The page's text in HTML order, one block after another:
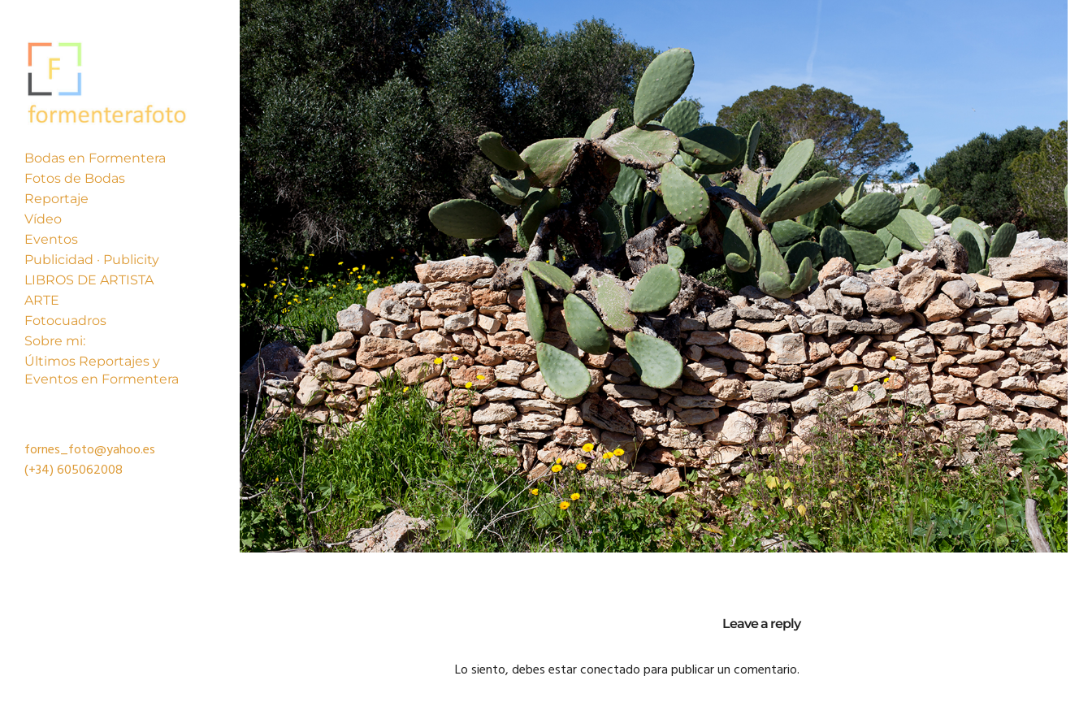
Bodas en Formentera
Fotos de Bodas
Reportaje
Vídeo
Eventos
Publicidad · Publicity
LIBROS DE ARTISTA
ARTE
Fotocuadros
Sobre mi:
Últimos Reportajes y
Eventos en Formentera
fornes_foto@yahoo.es
(+34)605062008
Leave a reply
Lo siento, debes estarconectadopara publicar un comentario.